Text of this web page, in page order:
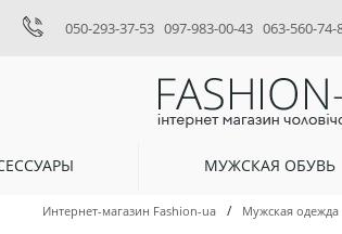
050-293-37-53 097-983-00-43 063-560-74-
МУЖСКАЯ ОБУВЬ
Интернет-магазин Fashion-ua / Мужская одежда